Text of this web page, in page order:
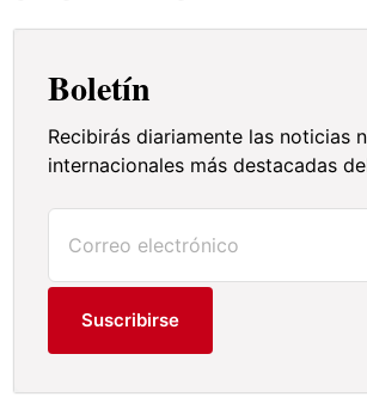
Boletín
Recibirás diariamente las noticias
internacionales más destacadas
Suscribirse